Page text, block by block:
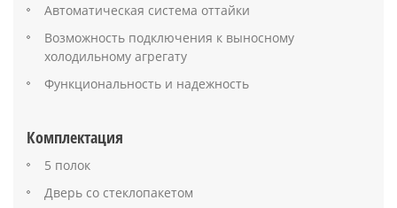
Автоматическая система оттайки
Возможность подключения к выносному
холодильному агрегату
Функциональность и надежность
Комплектация
5 полок
Дверь со стеклопакетом